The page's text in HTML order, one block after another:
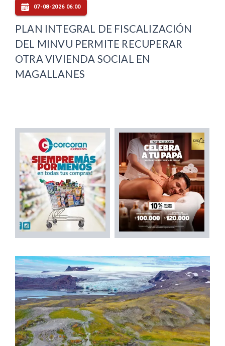
07-08-2026 06:00
PLAN INTEGRAL DE FISCALIZACIÓN
DEL MINVU PERMITE RECUPERAR
OTRA VIVIENDA SOCIAL EN
MAGALLANES